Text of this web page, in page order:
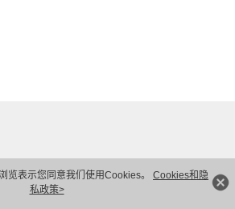
览表示您同意我们使用Cookies。 Cookies和隐
私政策>